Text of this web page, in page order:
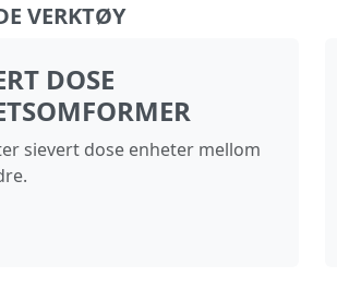
VERKTØY
DOSE
sievert dose enheter mellom